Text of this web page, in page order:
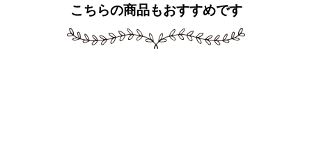
こちらの商品もおすすめです